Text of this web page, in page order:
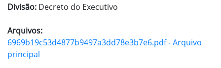
Divisão: Decreto do Executivo
Arquivos:
6969b19c53d4877b9497a3dd78e3b7e6.pdf - Arquivo
principal